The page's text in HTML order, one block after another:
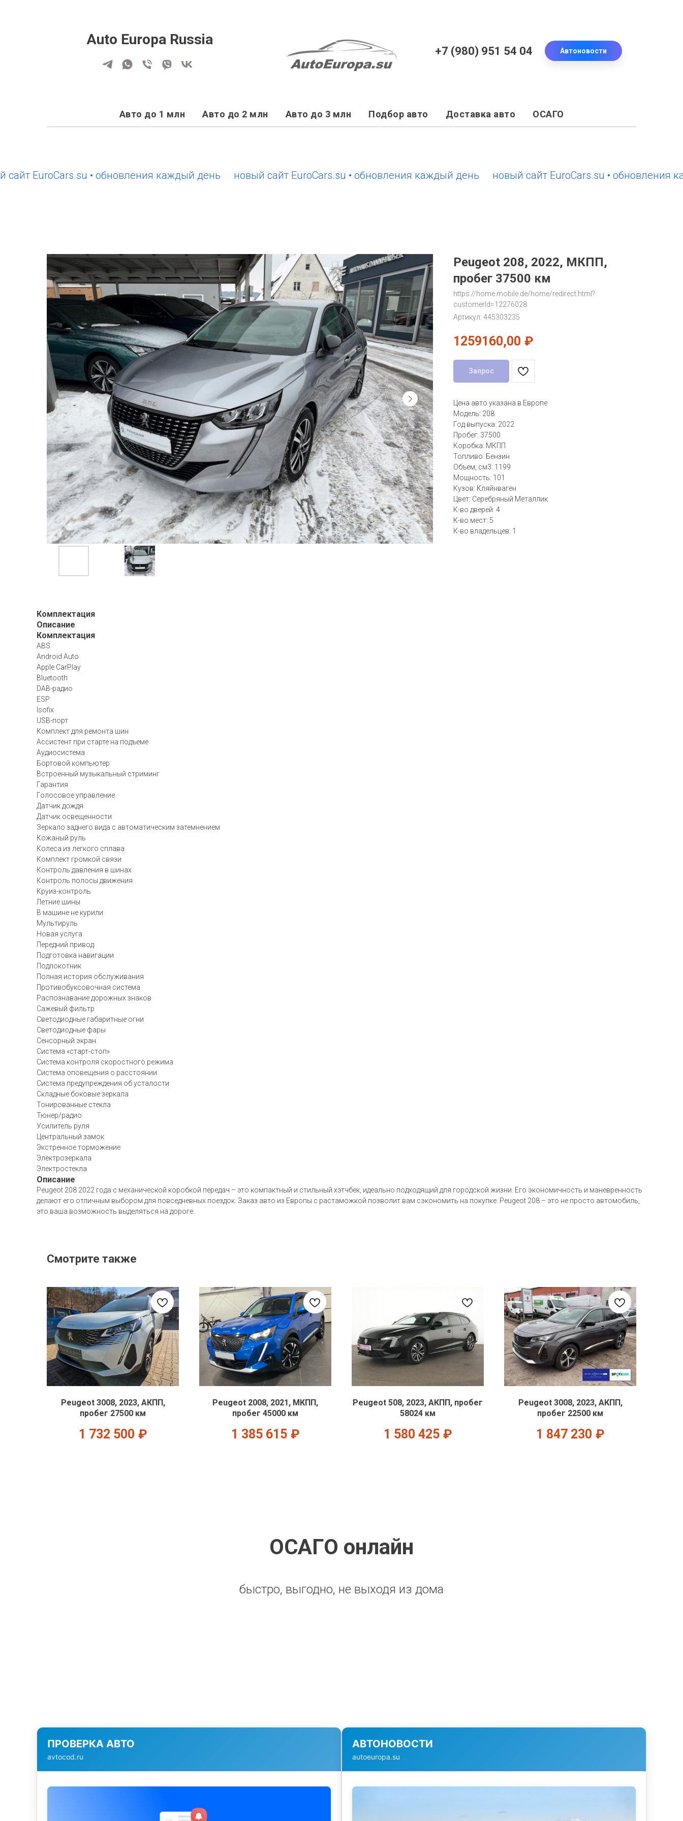
Auto Europa Russia
+7 (980) 951 54 04 Автоновости
Авто до 1 млн Авто до 2 млн Авто до 3 млн Подбор авто Доставка авто ОСАГО
• обновления каждый день новый сайт EuroCars.su • обновления каждый день новый сайт EuroCars.su • обновления каждый
Peugeot 208, 2022, МКПП,
пробег 37500 км
https://home.mobile.de/home/redirect.html?
customerId=12276028
Артикул: 445303235
1259160,00 ₽
Запрос
Цена авто указана в Европе
Модель: 208
Год выпуска: 2022
Пробег: 37500
Коробка: МКПП
Топливо: Бензин
Объем, см3: 1199
Мощность: 101
Кузов: Кляйнваген
Цвет: Серебряный Металлик
К-во дверей: 4
К-во мест: 5
К-во владельцев: 1
Комплектация
Описание
Комплектация
ABS
Android Auto
Apple CarPlay
Bluetooth
DAB-радио
ESP
Isofix
USB-порт
Комплект для ремонта шин
Ассистент при старте на подъеме
Аудиосистема
Бортовой компьютер
Встроенный музыкальный стриминг
Гарантия
Голосовое управление
Датчик дождя
Датчик освещенности
Зеркало заднего вида с автоматическим затемнением
Кожаный руль
Колеса из легкого сплава
Комплект громкой связи
Контроль давления в шинах
Контроль полосы движения
Круиз-контроль
Летние шины
В машине не курили
Мультируль
Новая услуга
Передний привод
Подготовка навигации
Подлокотник
Полная история обслуживания
Противобуксовочная система
Распознавание дорожных знаков
Сажевый фильтр
Светодиодные габаритные огни
Светодиодные фары
Сенсорный экран
Система «старт-стоп»
Система контроля скоростного режима
Система оповещения о расстоянии
Система предупреждения об усталости
Складные боковые зеркала
Тонированные стекла
Тюнер/радио
Усилитель руля
Центральный замок
Экстренное торможение
Электрозеркала
Электростекла
Описание
Peugeot 208 2022 года с механической коробкой передач – это компактный и стильный хэтчбек, идеально подходящий для городской жизни. Его экономичность и маневренность
делают его отличным выбором для повседневных поездок. Заказ авто из Европы с растаможкой позволит вам сэкономить на покупке. Peugeot 208 – это не просто автомобиль,
это ваша возможность выделяться на дороге.
Смотрите также
Peugeot 3008, 2023, АКПП,
пробег 27500 км
1 732 500 ₽
Peugeot 2008, 2021, МКПП,
пробег 45000 км
1 385 615 ₽
Peugeot 508, 2023, АКПП, пробег
58024 км
1 580 425 ₽
Peugeot 3008, 2023, АКПП,
пробег 22500 км
1 847 230 ₽
ОСАГО онлайн
быстро, выгодно, не выходя из дома
ПРОВЕРКА АВТО
avtocod.ru
АВТОНОВОСТИ
autoeuropa.su